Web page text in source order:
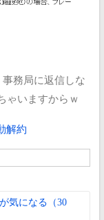
務局に返信しな
ゃいますからｗ
解約
気になる（30